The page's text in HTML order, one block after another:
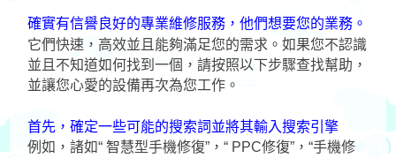
確實有信譽良好的專業維修服務，他們想要您的業務。
它們快速，高效並且能夠滿足您的需求。如果您不認識
並且不知道如何找到一個，請按照以下步驟查找幫助，
並讓您心愛的設備再次為您工作。
首先，確定一些可能的搜索詞並將其輸入搜索引擎
例如，諸如“ 智慧型手機修復”，“ PPC修復”，“手機修